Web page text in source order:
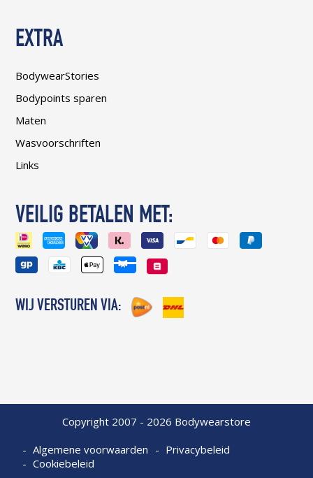
EXTRA
BodywearStories
Bodypoints sparen
Maten
Wasvoorschriften
Links
VEILIG BETALEN MET:
WIJ VERSTUREN VIA:
Copyright 2007 - 2026 Bodywearstore
Algemene voorwaarden
Privacybeleid
Cookiebeleid